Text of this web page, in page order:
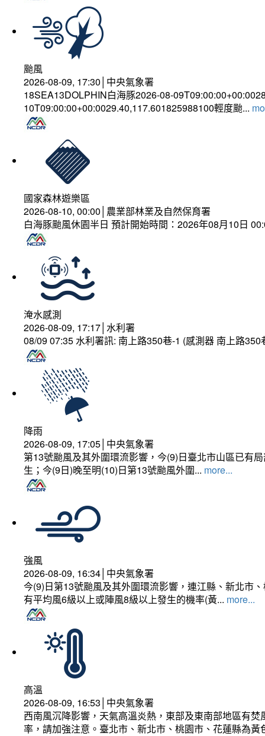
颱風
2026-08-09, 17:30│中央氣象署
18SEA13DOLPHIN白海豚2026-08-
10T09:00:00+00:0029.40,117.601825988100輕度颱...
國家森林遊樂區
2026-08-10, 00:00│農業部林業及自然保育署
白海豚颱風休園半日 預計開始時間：2026年08月10日
淹水感測
2026-08-09, 17:17│水利署
08/09 07:35 水利署訊: 南上路350巷-1 (感測器 南上路
降雨
2026-08-09, 17:05│中央氣象署
第13號颱風及其外圍環流影響，今(9)日臺北市山區已有
生；今(9日)晚至明(10)日第13號颱風外圍... more...
強風
2026-08-09, 16:34│中央氣象署
今(9)日第13號颱風及其外圍環流影響，連江縣、新北市
有平均風6級以上或陣風8級以上發生的機率(黃... more...
高溫
2026-08-09, 16:53│中央氣象署
西南風沉降影響，天氣高溫炎熱，東部及東南部地區有
率，請加強注意。臺北市、新北市、桃園市、花蓮縣為